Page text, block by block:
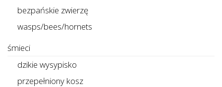
bezpańskie zwierzę
wasps/bees/hornets
śmieci
dzikie wysypisko
przepełniony kosz